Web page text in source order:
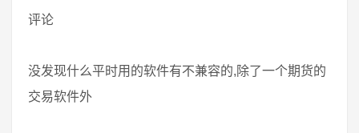
评论
没发现什么平时用的软件有不兼容的,除了一个期货的
交易软件外